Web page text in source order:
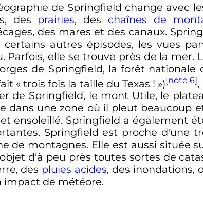
de Springfield change avec
des prairies, des chaînes de
des mares et des canaux.
certains autres épisodes, les vues
Parfois, elle se trouve près de la
de Springfield, la forêt
« trois fois la taille du Texas ! »)[note 6],
de Springfield, le mont Utile, le
dans une zone où il pleut beaucoup
ensoleillé. Springfield a également
Springfield est proche d'une
de montagnes. Elle est aussi située
d'à peu près toutes sortes de
des pluies acides, des inondations,
impact de météore.